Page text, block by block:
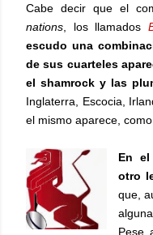
Cabe decir que el
nations , los llamados
escudo una
de sus cuarteles
el shamrock y las
Inglaterra, Escocia,
el mismo aparece,
En
otro
que,
Pese